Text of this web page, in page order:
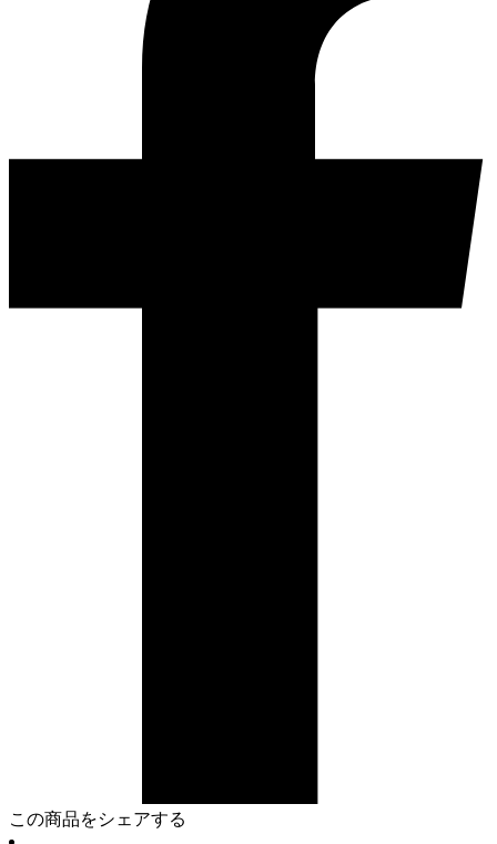
この商品をシェアする